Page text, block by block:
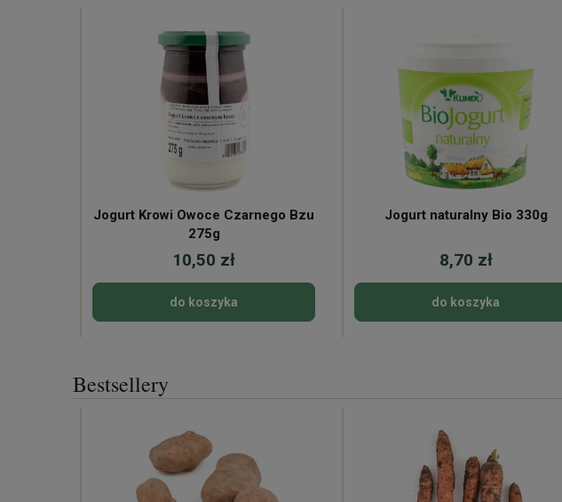
Jogurt Krowi Owoce Czarnego Bzu
275g
10,50 zł
do koszyka
Jogurt naturalny Bio 330g
8,70 zł
do koszyka
Bestsellery